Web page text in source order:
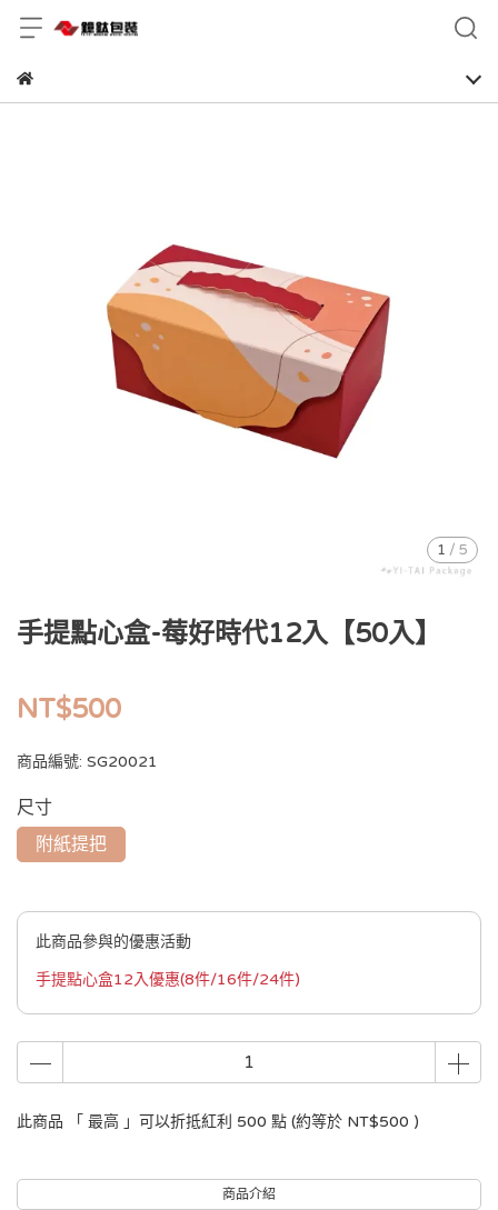
1 / 5
手提點心盒-莓好時代12入【50入】
NT$500
商品編號: SG20021
尺寸
附紙提把
此商品參與的優惠活動
手提點心盒12入優惠(8件/16件/24件)
此商品 「 最高 」可以折抵紅利 500 點 (約等於 NT$500 )
商品介紹